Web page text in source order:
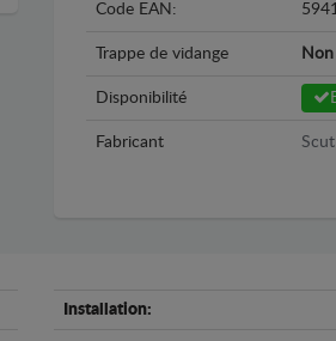
Code EAN:
Trappe de vidange Non
Disponibilité
Fabricant
Installation: